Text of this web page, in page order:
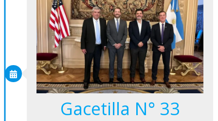
Gacetilla N° 33